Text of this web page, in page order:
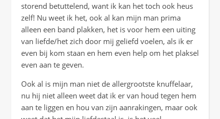
storend betuttelend, want ik kan het toch ook heus
zelf! Nu weet ik het, ook al kan mijn man prima
alleen een band plakken, het is voor hem een uiting
van liefde/het zich door mij geliefd voelen, als ik er
even bij kom staan en hem even help om het plaksel
even aan te geven.
Ook al is mijn man niet de allergrootste knuffelaar,
nu hij niet alleen weet dat ik er van houd tegen hem
aan te liggen en hou van zijn aanrakingen, maar ook